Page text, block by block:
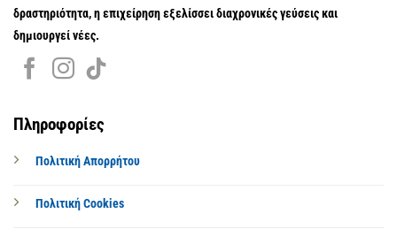
δραστηριότητα, η επιχείρηση εξελίσσει διαχρονικές γεύσεις και
δημιουργεί νέες.
Πληροφορίες
Πολιτική Απορρήτου
Πολιτική Cookies